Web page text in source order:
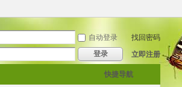
自动登录
找回密码
登录 立即注册
快捷导航